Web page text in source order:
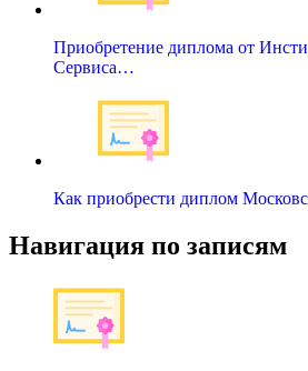
Приобретение диплома от
Сервиса…
Как приобрести диплом
Навигация по записям